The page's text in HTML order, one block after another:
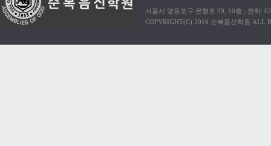
서울시 영등포구 은행로 59, 10층 ; 전화:
COPYRIGHT(C) 2016 순복음신학원 ALL